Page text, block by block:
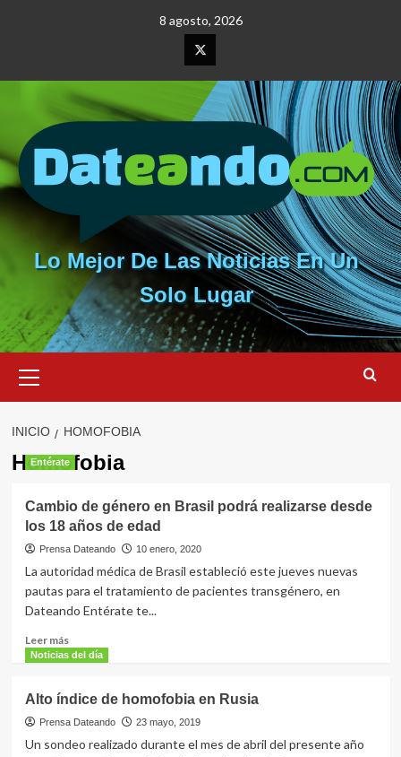
8 agosto, 2026
Elemento
del
menú
Lo Mejor De Las Noticias En Un
Solo Lugar
primario
INICIO HOMOFOBIA
Homofobia
Entérate
Cambio de género en Brasil podrá realizarse desde
los 18 años de edad
Prensa Dateando 10 enero, 2020
La autoridad médica de Brasil estableció este jueves nuevas
pautas para el tratamiento de pacientes transgénero, en
Dateando Entérate te...
Leer másLeer
más
de
género
en
Noticias del día
Alto índice de homofobia en Rusia
Prensa Dateando 23 mayo, 2019
Un sondeo realizado durante el mes de abril del presente año